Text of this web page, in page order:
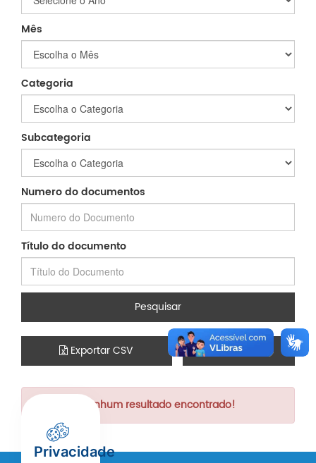
Mês
Categoria
Subcategoria
Numero do documentos
Título do documento
Pesquisar
Exportar CSV Imprimir
Nenhum resultado encontrado!
Privacidade